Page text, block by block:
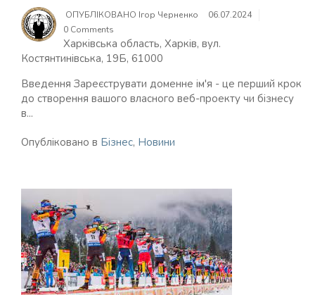
ОПУБЛІКОВАНО Ігор Черненко
06.07.2024
0 Comments
Харківська область, Харків, вул.
Костянтинівська, 19Б, 61000
Введення Зареєструвати доменне ім'я - це перший крок
до створення вашого власного веб-проекту чи бізнесу
в...
Опубліковано в Бізнес, Новини